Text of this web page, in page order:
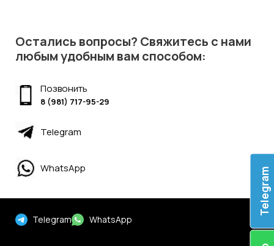
Telegram
Остались вопросы? Свяжитесь с нами
любым удобным вам способом:
Позвонить
8 (981) 717-95-29
Telegram
WhatsApp
Telegram WhatsApp